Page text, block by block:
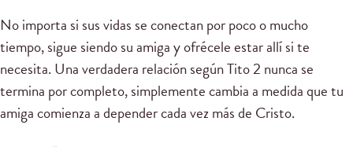
No importa si sus vidas se conectan por poco o mucho
tiempo, sigue siendo su amiga y ofrécele estar allí si te
necesita. Una verdadera relación según Tito 2 nunca se
termina por completo, simplemente cambia a medida que tu
amiga comienza a depender cada vez más de Cristo.